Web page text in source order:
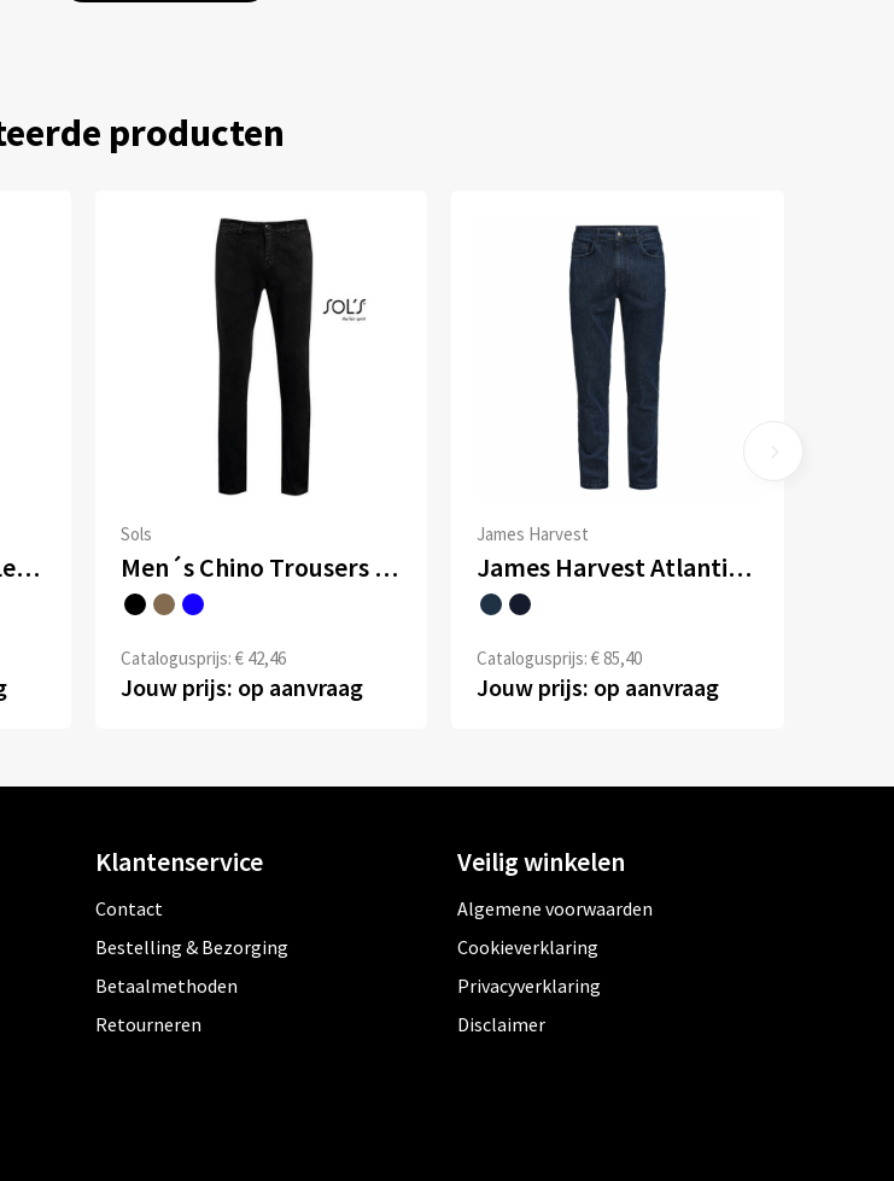
producten
Men´s Pants Jules - Length 33
Sols
Men´s Chino Trousers Jules - Length 35
Catalogusprijs: € 42,46
Jouw prijs: op aanvraag
James Harvest
James Harvest Atlantis Broek Heren
Catalogusprijs: € 85,40
Jouw prijs: op aanvraag
Klantenservice
Contact
Bestelling & Bezorging
Betaalmethoden
Retourneren
Veilig winkelen
Algemene voorwaarden
Cookieverklaring
Privacyverklaring
Disclaimer